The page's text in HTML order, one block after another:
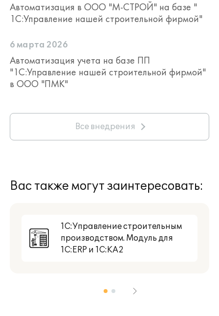
Автоматизация в ООО "М-СТРОЙ" на базе "
1С:Управление нашей строительной фирмой"
6 марта 2026
Автоматизация учета на базе ПП
"1С:Управление нашей строительной фирмой"
в ООО "ПМК"
Все внедрения
Вас также могут заинтересовать:
1С:Управление строительным
производством. Модуль для
1С:ERP и 1С:КА2